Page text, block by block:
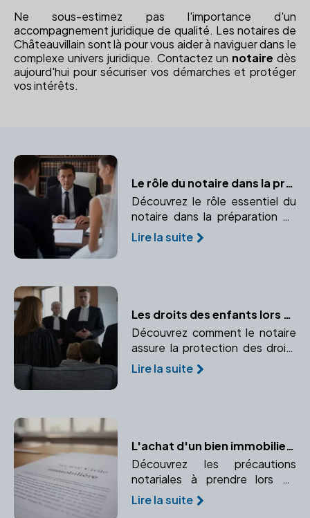
Ne sous-estimez pas l'importance d'un
accompagnement juridique de qualité. Les notaires de
Châteauvillain sont là pour vous aider à naviguer dans le
complexe univers juridique. Contactez un notaire dès
aujourd'hui pour sécuriser vos démarches et protéger
vos intérêts.
Le rôle du notaire dans la préparation du contrat de mariage
Découvrez le rôle essentiel du
notaire dans la préparation de
votre contrat de mariage.
Lire la suite
Les droits des enfants lors d'un divorce : Comment le notaire assure leur protection
Découvrez comment le notaire
assure la protection des droits
des enfants lors d'un divorce.
Pension alimentaire, garde
Lire la suite
L'achat d'un bien immobilier à plusieurs : les précautions notariales à prendre
Découvrez les précautions
notariales à prendre lors de
l'achat d'un bien immobilier à
plusieurs. Conseils pour un
Lire la suite